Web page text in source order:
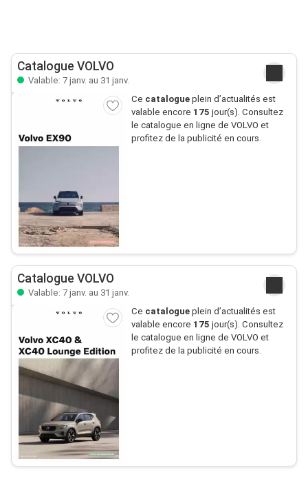
Catalogue VOLVO
Valable: 7 janv. au 31 janv.
Ce catalogueplein d’actualités est
valable encore 175 jour(s). Consultez
le catalogue en ligne de VOLVO et
profitez de la publicité en cours.
Catalogue VOLVO
Valable: 7 janv. au 31 janv.
Ce catalogueplein d’actualités est
valable encore 175 jour(s). Consultez
le catalogue en ligne de VOLVO et
profitez de la publicité en cours.